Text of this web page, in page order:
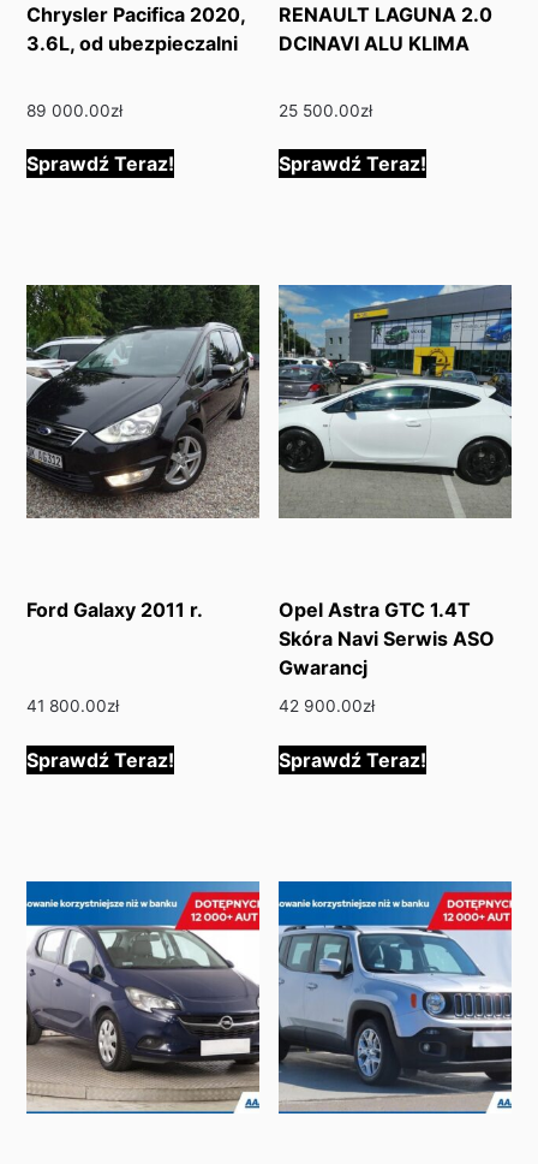
Chrysler Pacifica 2020,
3.6L, od ubezpieczalni
89 000.00zł
Sprawdź Teraz!
RENAULT LAGUNA 2.0
DCINAVI ALU KLIMA
25 500.00zł
Sprawdź Teraz!
Ford Galaxy 2011 r.
41 800.00zł
Sprawdź Teraz!
Opel Astra GTC 1.4T
Skóra Navi Serwis ASO
Gwarancj
42 900.00zł
Sprawdź Teraz!